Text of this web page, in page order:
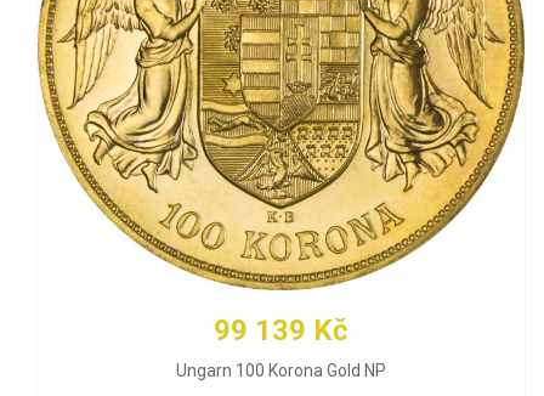
99 139 Kč
Ungarn 100 Korona Gold NP